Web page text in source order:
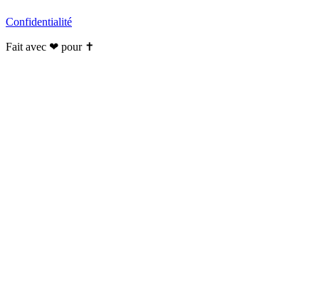
Confidentialité
Fait avec ❤ pour ✝️️